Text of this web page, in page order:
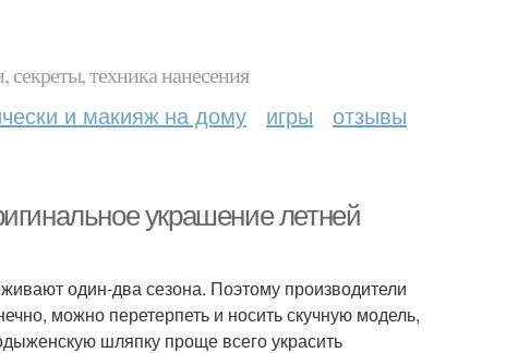
техника нанесения
и макияж на дому игры отзывы
украшение летней
один-два сезона. Поэтому производители
можно перетерпеть и носить скучную модель,
шляпку проще всего украсить